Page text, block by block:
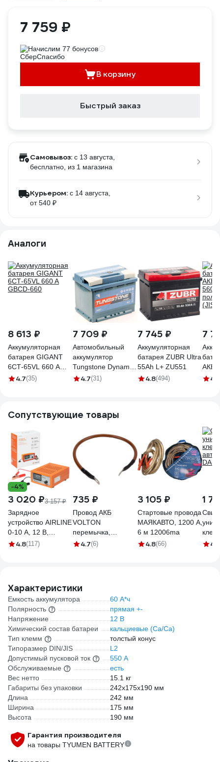
7 759 ₽
Начислим 77 бонусов
В корзину
Быстрый заказ
Самовывоз: c 13 августа,
бесплатно , из 1 магазина
Курьером: c 14 августа,
от 540 ₽
Аналоги
8 613 ₽
Аккумуляторная
батарея GIGANT
6СТ-65VL 660 A
GBCD-660
4.7(35)
7 709 ₽
Автомобильный
аккумулятор
Tungstone Dynamic
6ст -60.1 60L(1)-
4.7(31)
7 745 ₽
Аккумуляторная
батарея ZUBR Ultra
55Ah L+ ZU551
4.8(494)
7
АКБ
4.8
Сопутствующие товары
-4%
3 020 ₽3 157 ₽
Зарядное
устройство AIRLINE
0-10 А, 12 В,
амперметр, ручная
4.8(117)
735 ₽
Провод АКБ
VOLTON
перемычка,
наконечник-
4.7(6)
3 105 ₽
Стартовые провода
МАЯКАВТО, 1200 А,
6 м 12006ma
4.8(66)
1
авто
4.4
Характеристики
Емкость аккумулятора
60 А*ч
Полярность
прямая +-
Напряжение
12 В
Химический состав батареи
кальциевые (Ca/Ca)
Тип клемм
толстый конус
Типоразмер DIN/JIS
L2
Допустимый пусковой ток
550 А
Обслуживаемые
есть
Вес нетто
15.1 кг
Габариты без упаковки
242х175х190 мм
Длина
242 мм
Ширина
175 мм
Высота
190 мм
Гарантия производителя
на товары TYUMEN BATTERY